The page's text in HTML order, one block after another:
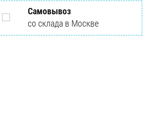
Самовывоз
со склада в Москве